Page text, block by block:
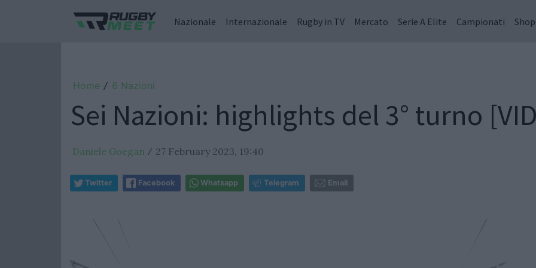
Nazionale Internazionale Rugby in TV Mercato Serie A Elite Campionati Shop
Home / 6 Nazioni
Sei Nazioni: highlights del 3° turno
Daniele Goegan / 27 February 2023, 19:40
Twitter Facebook Whatsapp Telegram Email